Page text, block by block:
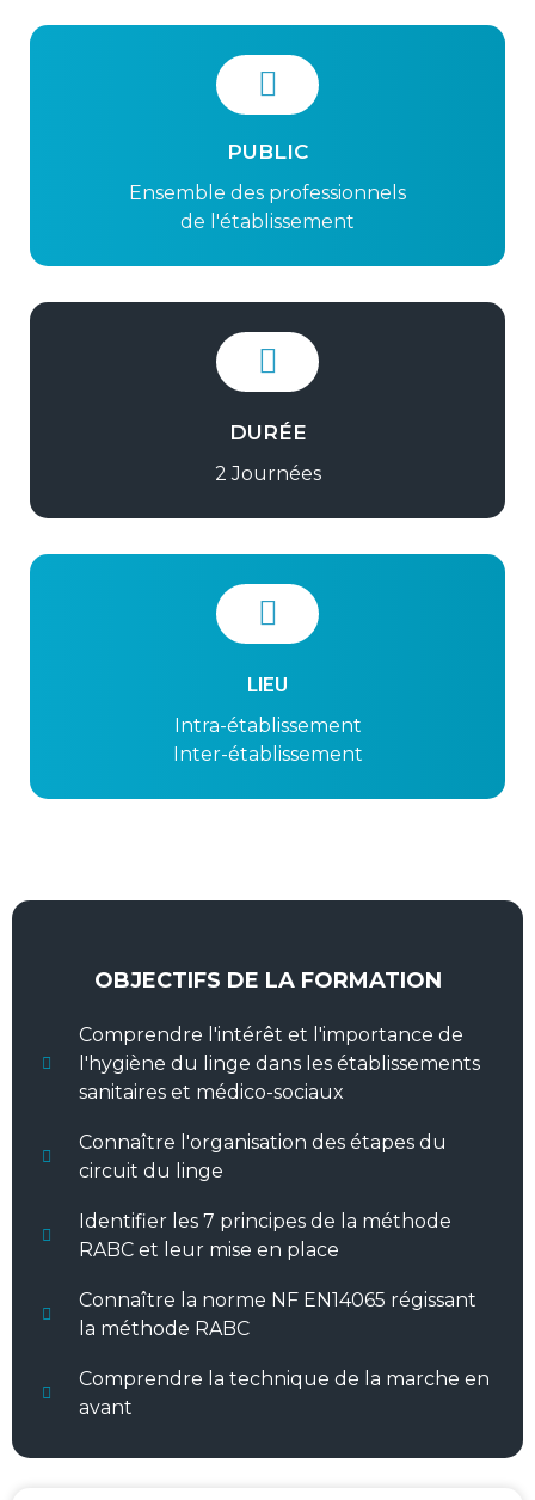
PUBLIC
Ensemble des professionnels
de l'établissement
DURÉE
2 Journées
LIEU
Intra-établissement
Inter-établissement
OBJECTIFS DE LA FORMATION
Comprendre l'intérêt et l'importance de
l'hygiène du linge dans les établissements
sanitaires et médico-sociaux
Connaître l'organisation des étapes du
circuit du linge
Identifier les 7 principes de la méthode
RABC et leur mise en place
Connaître la norme NF EN14065 régissant
la méthode RABC
Comprendre la technique de la marche en
avant